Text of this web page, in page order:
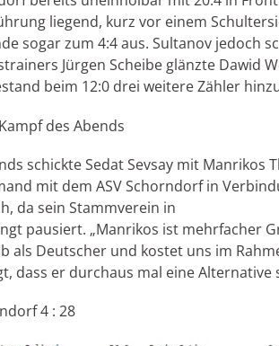
liegend, kurz vor einem
sogar zum 4:4 aus. Sultanov jedoch
Jürgen Scheibe glänzte
beim 12:0 drei weitere Zähler
des Abends
schickte Sedat Sevsay mit
mit dem ASV Schorndorf in
da sein Stammverein in
pausiert. „Manrikos ist mehrfacher
als Deutscher und kostet uns im
dass er durchaus mal eine Alternative
4 : 28